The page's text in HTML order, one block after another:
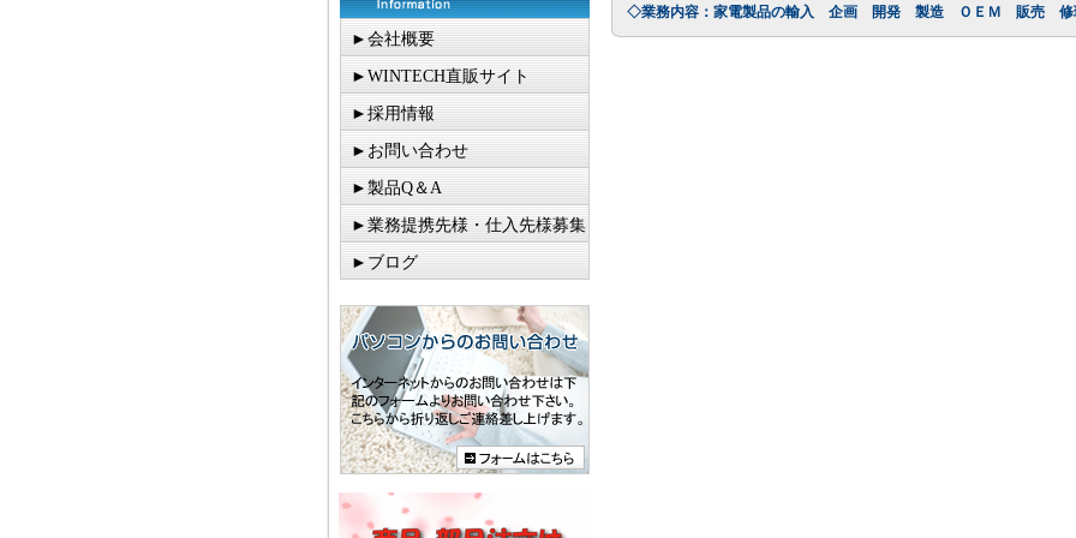
►会社概要
►WINTECH直販サイト
►採用情報
►お問い合わせ
►製品Q＆A
►業務提携先様・仕入先様募集
►ブログ
◇業務内容：家電製品の輸入 企画 開発 製造 ＯＥＭ 販売 修